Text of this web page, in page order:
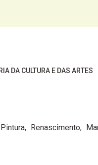
DA CULTURA E DAS ARTES
Pintura Renascimento